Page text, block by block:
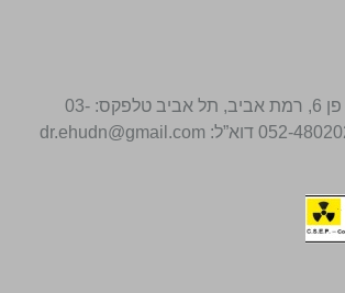
כתובת: אלכסנדר פן 6, רמת אביב, תל אביב טלפקס: 03-